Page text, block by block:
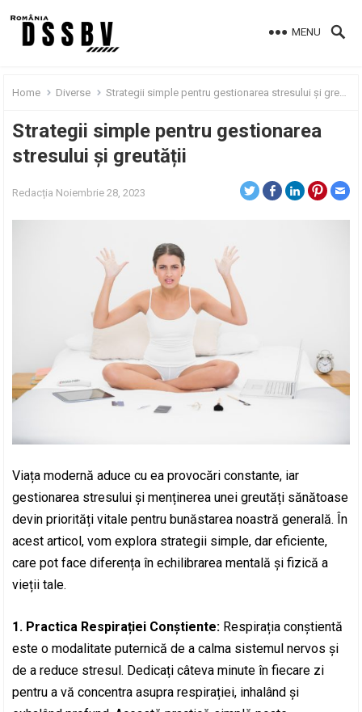
MENU
Home Diverse Strategii simple pentru gestionarea stresului și greutății
Strategii simple pentru gestionarea
stresului și greutății
Redacția Noiembrie 28, 2023
Viața modernă aduce cu ea provocări constante, iar
gestionarea stresului și menținerea unei greutăți sănătoase
devin priorități vitale pentru bunăstarea noastră generală. În
acest articol, vom explora strategii simple, dar eficiente,
care pot face diferența în echilibrarea mentală și fizică a
vieții tale.
1. Practica Respirației Conștiente: Respirația conștientă
este o modalitate puternică de a calma sistemul nervos și
de a reduce stresul. Dedicați câteva minute în fiecare zi
pentru a vă concentra asupra respirației, inhalând și